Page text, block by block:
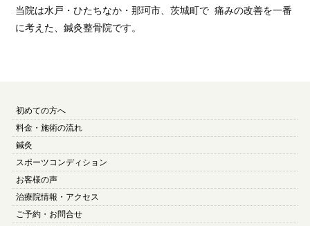
当院は水戸・ひたちなか・那珂市、茨城町で 痛みの改善を一番
に考えた、鍼灸整骨院です。
初めての方へ
料金・施術の流れ
鍼灸
スポーツコンディション
お客様の声
治療院情報・アクセス
ご予約・お問合せ